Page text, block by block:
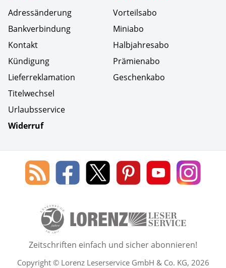
Adressänderung
Bankverbindung
Kontakt
Kündigung
Lieferreklamation
Titelwechsel
Urlaubsservice
Widerruf
Vorteilsabo
Miniabo
Halbjahresabo
Prämienabo
Geschenkabo
Social Media
Blog
des
Leserservice
Lorenz
Leserservice
Lorenz
Leserservice
Lorenz
Leserservice
Lorenz
Leserservice
Lorenz
50 Lesefreude im Abo Jahre
Zeitschriften einfach und sicher abonnieren!
Copyright © Lorenz Leserservice GmbH & Co. KG, 2026